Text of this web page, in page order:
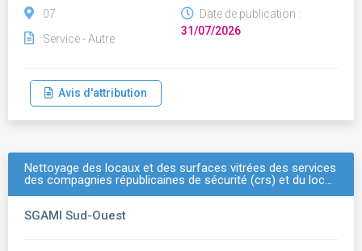
07
Service - Autre
Date de publication :
31/07/2026
Avis d'attribution
Nettoyage des locaux et des surfaces vitrées des services
des compagnies républicaines de sécurité (crs) et du loc…
SGAMI Sud-Ouest